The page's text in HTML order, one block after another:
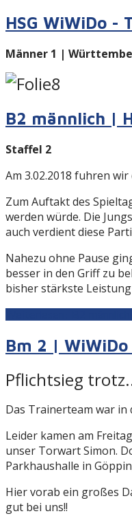
HSG WiWiDo -
Männer 1 |
B2 männlich |
Staffel 2
Am 3.02.2018 fuhren
Zum Auftakt des
werden würde. Die
auch verdient diese
Nahezu ohne Pause
besser in den Griff zu
bisher stärkste
Bm 2 | WiWiDo
Pflichtsieg
Das Trainerteam war in
Leider kamen am
unser Torwart Simon.
Parkhaushalle in
Hier vorab ein großes
gut bei uns!!